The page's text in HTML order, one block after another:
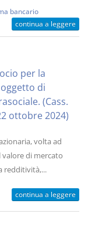
bancario
continua a leggere
per la
di
(Cass.
ottobre 2024)
volta ad
di mercato
redditività,...
continua a leggere